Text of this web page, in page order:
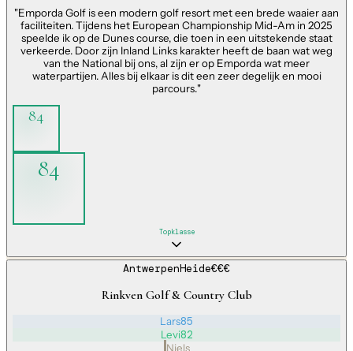
"Emporda Golf is een modern golf resort met een brede waaier aan
faciliteiten. Tijdens het European Championship Mid-Am in 2025
speelde ik op de Dunes course, die toen in een uitstekende staat
verkeerde. Door zijn Inland Links karakter heeft de baan wat weg
van the National bij ons, al zijn er op Emporda wat meer
waterpartijen. Alles bij elkaar is dit een zeer degelijk en mooi
parcours."
84
84
Topklasse
AntwerpenHeide€€€
Rinkven Golf & Country Club
Lars85
Levi82
Niels